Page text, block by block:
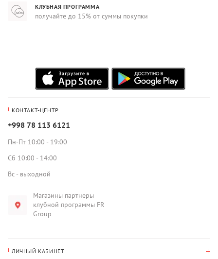
КЛУБНАЯ ПРОГРАММА
получайте до 15% от суммы покупки
КОНТАКТ-ЦЕНТР
+998 78 113 6121
Пн-Пт 10:00 - 19:00
Сб 10:00 - 14:00
Вс - выходной
Магазины партнеры
клубной программы FR
Group
ЛИЧНЫЙ КАБИНЕТ